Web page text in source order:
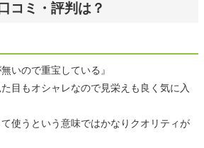
コミ・評判は？
いので重宝している』
た目もオシャレなので見栄えも良く気に入
て使うという意味ではかなりクオリティが